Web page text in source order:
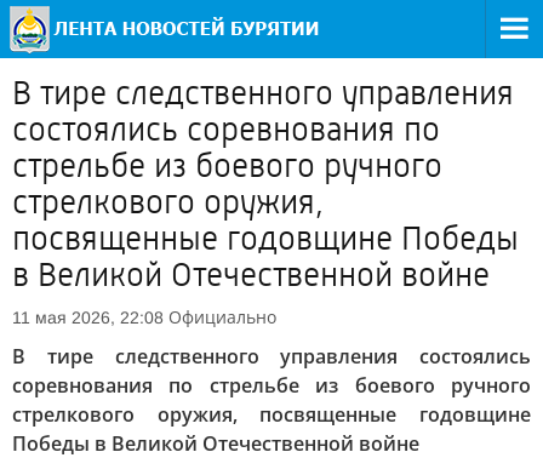
В тире следственного управления
состоялись соревнования по
стрельбе из боевого ручного
стрелкового оружия,
посвященные годовщине Победы
в Великой Отечественной войне
11 мая 2026, 22:08 Официально
В тире следственного управления состоялись
соревнования по стрельбе из боевого ручного
стрелкового оружия, посвященные годовщине
Победы в Великой Отечественной войне